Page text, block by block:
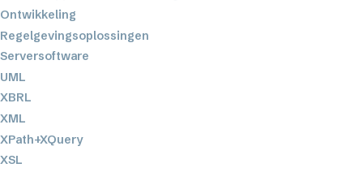
Ontwikkeling
Regelgevingsoplossingen
Serversoftware
UML
XBRL
XML
XPath+XQuery
XSL